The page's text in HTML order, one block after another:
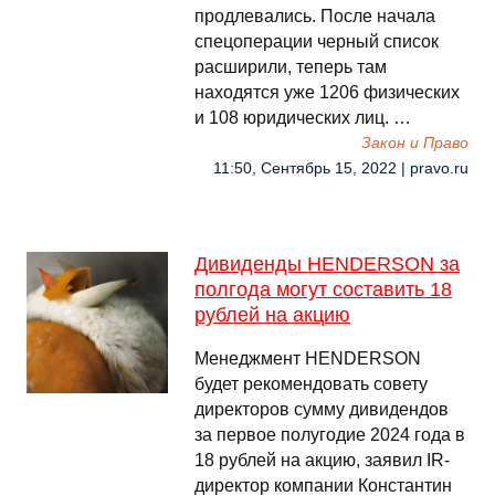
продлевались. После начала
спецоперации черный список
расширили, теперь там
находятся уже 1206 физических
и 108 юридических лиц. …
Закон и Право
11:50, Сентябрь 15, 2022 | pravo.ru
Дивиденды HENDERSON за
полгода могут составить 18
рублей на акцию
Менеджмент HENDERSON
будет рекомендовать совету
директоров сумму дивидендов
за первое полугодие 2024 года в
18 рублей на акцию, заявил IR-
директор компании Константин